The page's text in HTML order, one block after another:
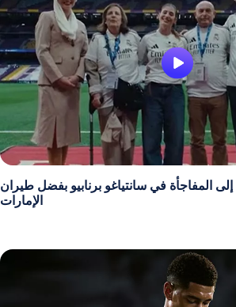
المفاجأة في سانتياغو برنابيو بفضل طيران
الإمارات